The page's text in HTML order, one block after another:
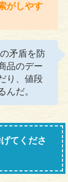
がしやす
矛盾を防
品のデー
り、値段
んだ。
てくださ